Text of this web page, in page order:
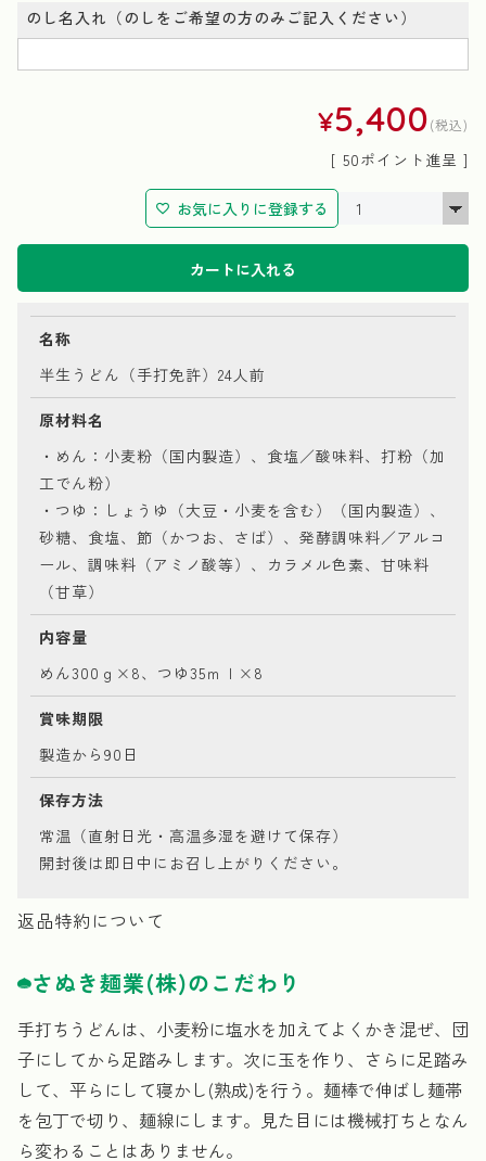
のし名入れ（のしをご希望の方のみご記入ください）
¥5,400 税込
[ 50ポイント進呈 ]
お気に入りに登録する
カートに入れる
名称
半生うどん（手打免許）24人前
原材料名
・めん：小麦粉（国内製造）、食塩／酸味料、打粉（加
工でん粉）
・つゆ：しょうゆ（大豆・小麦を含む）（国内製造）、
砂糖、食塩、節（かつお、さば）、発酵調味料／アルコ
ール、調味料（アミノ酸等）、カラメル色素、甘味料
（甘草）
内容量
めん300ｇ×8、つゆ35ｍｌ×8
賞味期限
製造から90日
保存方法
常温（直射日光・高温多湿を避けて保存）
開封後は即日中にお召し上がりください。
返品特約について
さぬき麺業(株)のこだわり
手打ちうどんは、小麦粉に塩水を加えてよくかき混ぜ、団
子にしてから足踏みします。次に玉を作り、さらに足踏み
して、平らにして寝かし(熟成)を行う。麺棒で伸ばし麺帯
を包丁で切り、麺線にします。見た目には機械打ちとなん
ら変わることはありません。